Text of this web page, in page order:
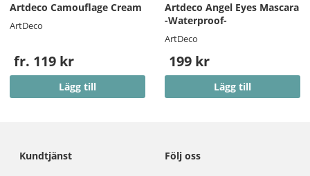
Artdeco Camouflage Cream
ArtDeco
fr. 119 kr
Lägg till
Artdeco Angel Eyes Mascara
-Waterproof-
ArtDeco
199 kr
Lägg till
Kundtjänst Följ oss